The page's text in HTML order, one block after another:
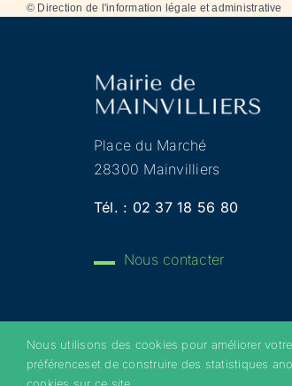
© Direction de l'information légale et administrative
Place du Marché
28300 Mainvilliers
Tél. : 02 37 18 56 80
Nous contacter
Copyright 2022 © Mainvilliers –
Nous utilisons des cookies pour améliorer
préférenceset de construire des statistiques